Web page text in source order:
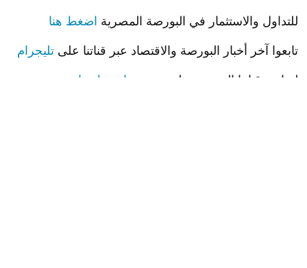
للتداول والاستثمار في البورصة المصرية اضغط هنا
تابعوا آخر أخبار البورصة والاقتصاد عبر قناتنا على تليجرام
لمتابعة قناتنا الرسمية على يوتيوب اضغط هنا